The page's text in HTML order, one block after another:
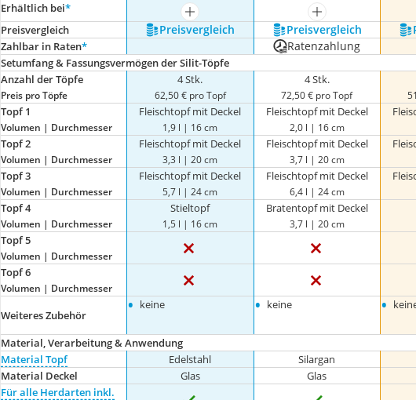
Erhältlich bei*
mehr anzeigen mehr anzeigen
Preis­vergleich
Preis­vergleich Preis­vergleich
Zahlbar in Raten* Ratenzahlung
Setumfang & Fassungsvermögen der Silit-Töpfe
Anzahl der Töpfe
Preis pro Töpfe
4 Stk.
62,50 € pro Topf
4 Stk.
72,50 € pro Topf
Topf 1
Volumen | Durchmesser
Fleischtopf mit Deckel
1,9 l | 16 cm
Fleischtopf mit Deckel
2,0 l | 16 cm
Topf 2
Volumen | Durchmesser
Fleischtopf mit Deckel
3,3 l | 20 cm
Fleischtopf mit Deckel
3,7 l | 20 cm
Topf 3
Volumen | Durchmesser
Fleischtopf mit Deckel
5,7 l | 24 cm
Fleischtopf mit Deckel
6,4 l | 24 cm
Topf 4
Volumen | Durchmesser
Stieltopf
1,5 l | 16 cm
Bratentopf mit Deckel
3,7 l | 20 cm
Topf 5
Volumen | Durchmesser
Topf 6
Volumen | Durchmesser
Weiteres Zubehör • keine • keine •
Material, Verarbeitung & Anwendung
Material Topf
Edelstahl Silargan
Material Deckel
Glas Glas
Für alle Herdarten inkl.